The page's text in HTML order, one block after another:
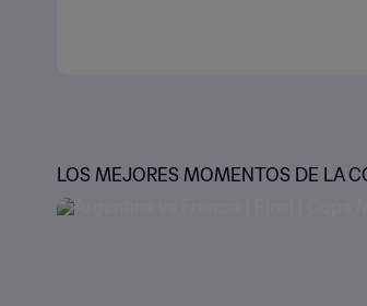
LOS MEJORES MOMENTOS DE LA